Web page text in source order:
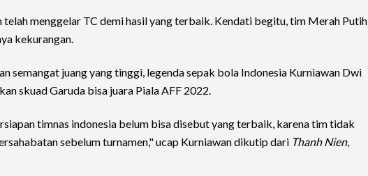
telah menggelar TC demi hasil yang terbaik. Kendati begitu, tim Merah Putih
kekurangan.
semangat juang yang tinggi, legenda sepak bola Indonesia Kurniawan Dwi
skuad Garuda bisa juara Piala AFF 2022.
timnas indonesia belum bisa disebut yang terbaik, karena tim tidak
sebelum turnamen," ucap Kurniawan dikutip dari Thanh Nien,